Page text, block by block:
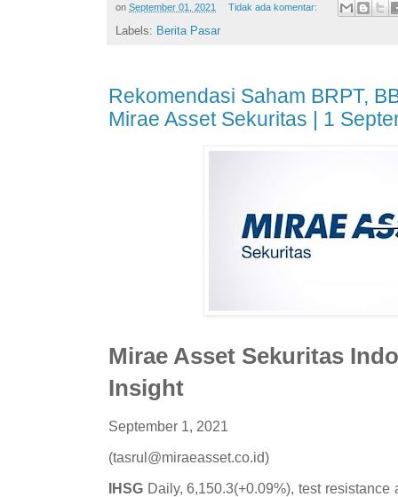
on September 01, 2021 Tidak ada komentar:
Labels: Berita Pasar
Rekomendasi Saham BRPT,
Mirae Asset Sekuritas | 1
Mirae Asset Sekuritas
Insight
September 1, 2021
(tasrul@miraeasset.co.id)
IHSG Daily, 6,150.3(+0.09%), test